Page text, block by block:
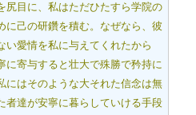
尻目に、私はただひたすら学院の
に己の研鑽を積む。なぜなら、彼
い愛情を私に与えてくれたから
に寄与すると壮大で殊勝で矜持に
にはそのような大それた信念は無
者達が安寧に暮らしていける手段